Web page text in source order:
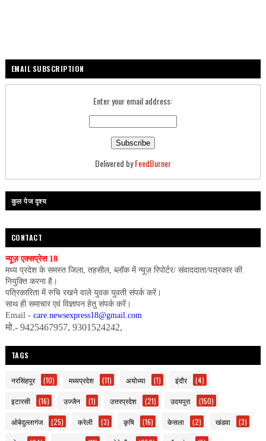
EMAIL SUBSCRIPTION
Enter your email address:
Delivered byFeedBurner
कुल पेज दृश्य
CONTACT
न्यूज़ एक्सप्रेस 18
मध्य प्रदेश के समस्त जिला, तहसील, ब्लॉक में न्यूज़ रिपोर्टर/ संवाददाता/पत्रकार की
नियुक्ति करना है।
पत्रिकारिता में रुचि रखने वाले युवक युवती संपर्क करें।
साथ ही समाचार एवं विज्ञापन हेतु संपर्क करें।
Email - care.newsexpress18@gmail.com
मो.- 9425467957, 9301524242,
TAGS
नरसिंहपुर (10) मध्यप्रदेश (11) अयोध्या (1) इंदौर (4)
इटारसी (16) उज्जैन (1) उत्तरप्रदेश (21) उदयपुरा (150)
ओबेदुल्लागंज (25) करेली (3) कृषि (16) केसला (2) खंडवा (3)